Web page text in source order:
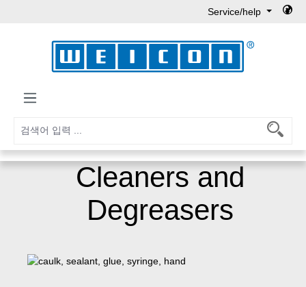
Service/help
Cleaners and
Degreasers